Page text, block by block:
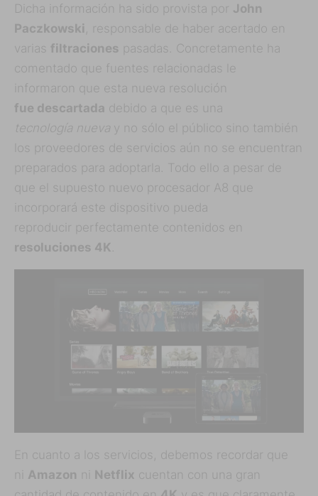
Dicha información ha sido provista por John
Paczkowski , responsable de haber acertado en
varias filtraciones pasadas. Concretamente ha
comentado que fuentes relacionadas le
informaron que esta nueva resolución
fue descartada debido a que es una
tecnología nueva y no sólo el público sino también
los proveedores de servicios aún no se encuentran
preparados para adoptarla. Todo ello a pesar de
que el supuesto nuevo procesador A8 que
incorporará este dispositivo pueda
reproducir perfectamente contenidos en
resoluciones 4K.
En cuanto a los servicios, debemos recordar que
ni Amazon ni Netflix cuentan con una gran